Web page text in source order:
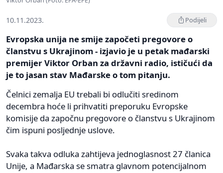
10.11.2023. Podijeli
Evropska unija ne smije započeti pregovore o
članstvu s Ukrajinom - izjavio je u petak mađarski
premijer Viktor Orban za državni radio, ističući da
je to jasan stav Mađarske o tom pitanju.
Čelnici zemalja EU trebali bi odlučiti sredinom
decembra hoće li prihvatiti preporuku Evropske
komisije da započnu pregovore o članstvu s Ukrajinom
čim ispuni posljednje uslove.
Svaka takva odluka zahtijeva jednoglasnost 27 članica
Unije, a Mađarska se smatra glavnom potencijalnom